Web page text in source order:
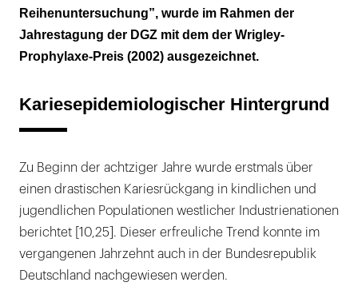
Klinische Problematik
Longitudinale Entwicklung der
Zahngesundheit
Visuelle und laseroptische Befunde
Diskussion
Zukünftige Betreuungsstrategien
Reihenuntersuchung”, wurde im Rahmen der
Jahrestagung der DGZ mit dem der Wrigley-
Prophylaxe-Preis (2002) ausgezeichnet.
Kariesepidemiologischer Hintergrund
Zu Beginn der achtziger Jahre wurde erstmals über
einen drastischen Kariesrückgang in kindlichen und
jugendlichen Populationen westlicher Industrienationen
berichtet [10,25]. Dieser erfreuliche Trend konnte im
vergangenen Jahrzehnt auch in der Bundesrepublik
Deutschland nachgewiesen werden.